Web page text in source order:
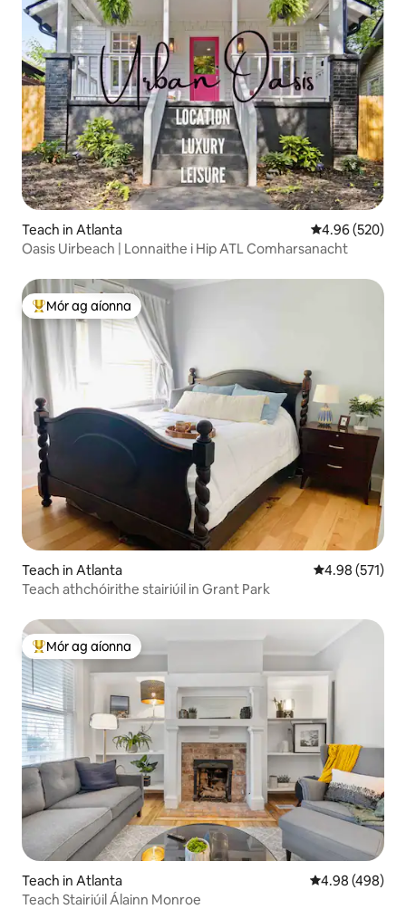
Teach in Atlanta Meánrátáil
4.96 (520)
Oasis Uirbeach | Lonnaithe i Hip ATL Comharsanacht
An-mhór ag aíonna
Mór ag aíonna
Teach in Atlanta Meánrátáil
4.98 (571)
Teach athchóirithe stairiúil in Grant Park
An-mhór ag aíonna
Mór ag aíonna
Teach in Atlanta Meánrátáil
4.98 (498)
Teach Stairiúil Álainn Monroe